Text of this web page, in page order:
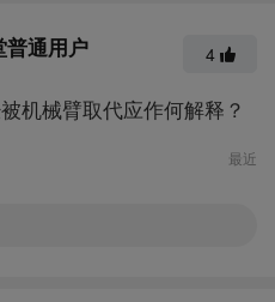
4
机械臂取代应作何解释？
最近